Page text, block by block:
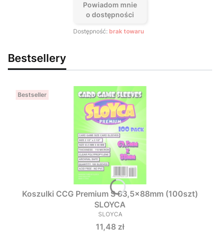
Powiadom mnie
o dostępności
Dostępność: brak towaru
Bestsellery
Bestseller
Koszulki CCG Premium S 63,5x88mm (100szt)
SLOYCA
PRODUCENT
SLOYCA
Cena
11,48 zł